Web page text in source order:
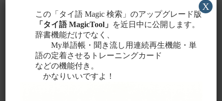
・聞こえたタイ語を一番近いと感じるローマ字
に置き換えて検索！
タイ文字での検索も含め、詳しくはこちら。
この「タイ語 Magic 検索」のアップグレード版
「タイ語 MagicTool」
を近日中に公開します。
辞書機能だけでなく、
My単語帳・聞き流し用連続再生機能・単
語の定着させるトレーニングカード
などの機能付き。
かなりいいですよ！
X